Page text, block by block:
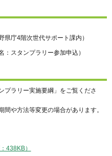
庁4階次世代サポート課内）
：スタンプラリー参加申込）
プラリー実施要綱」をご覧くださ
や方法等変更の場合があります。
438KB）